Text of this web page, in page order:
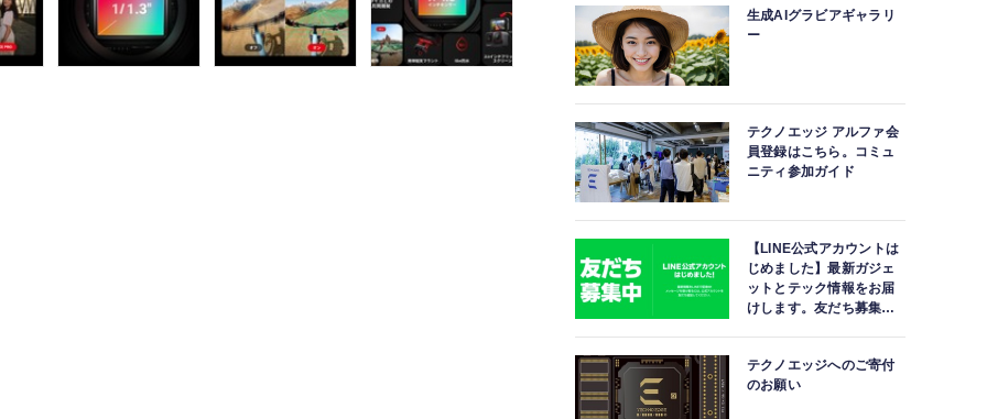
生成AIグラビアギャラリ
ー
テクノエッジ アルファ会
員登録はこちら。コミュ
ニティ参加ガイド
【LINE公式アカウントは
じめました】最新ガジェ
ットとテック情報をお届
けします。友だち募集
テクノエッジへのご寄付
のお願い